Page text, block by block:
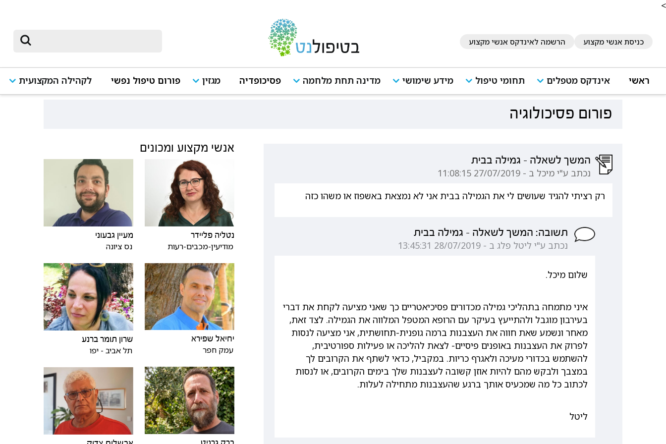
<
כניסת אנשי מקצוע הרשמה לאינדקס אנשי מקצוע
ראשי אינדקס מטפלים תחומי טיפול מידע שימושי מדינה תחת מלחמה פסיכופדיה מגזין פורום טיפול נפשי לקהילה המקצועית
פורום פסיכולוגיה
המשך לשאלה - גמילה בבית
נכתב ע"י מיכל ב - 27/07/2019 11:08:15
רק רציתי להגיד שעושים לי את הגמילה בבית אני לא נמצאת באשפוז או משהו כזה
תשובה: המשך לשאלה - גמילה בבית
נכתב ע"י ליטל פלג ב - 28/07/2019 13:45:31
שלום מיכל.
איני מתמחה בתהליכי גמילה מכדורים פסיכיאטריים כך שאני מציעה לקחת את דברי
בעירבון מוגבל ולהתייעץ בעיקר עם הרופא המטפל המלווה את הגמילה. לצד זאת,
מאחר ונשמע שאת חווה את העצבנות ברמה גופנית-תחושתית, אני מציעה לנסות
לפרוק את העצבנות באופנים פיסיים- לצאת להליכה או פעילות ספורטיבית,
להשתמש בכדורי מעיכה ולאגרף כריות. במקביל, כדאי לשתף את הקרובים לך
במצבך ולבקש מהם להיות אוזן קשובה לעצבנות שלך בימים הקרובים, או לנסות
לכתוב כל מה שמכעיס אותך ברגע שהעצבנות מתחילה לעלות.
ליטל
אנשי מקצוע ומכונים
נטליה פליידר
מודיעין-מכבים-רעות
מעיין גבעוני
נס ציונה
יחיאל שפירא
עמק חפר
שרון תומר ברנע
תל אביב - יפו